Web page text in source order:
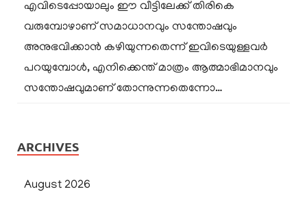
എവിടെപ്പോയാലും ഈ വീട്ടിലേക്ക് തിരികെ
വരുമ്പോഴാണ് സമാധാനവും സന്തോഷവും
അനുഭവിക്കാൻ കഴിയുന്നതെന്ന് ഇവിടെയുള്ളവർ
പറയുമ്പോൾ, എനിക്കെന്ത് മാത്രം ആത്മാഭിമാനവും
സന്തോഷവുമാണ് തോന്നുന്നതെന്നോ…
ARCHIVES
August 2026